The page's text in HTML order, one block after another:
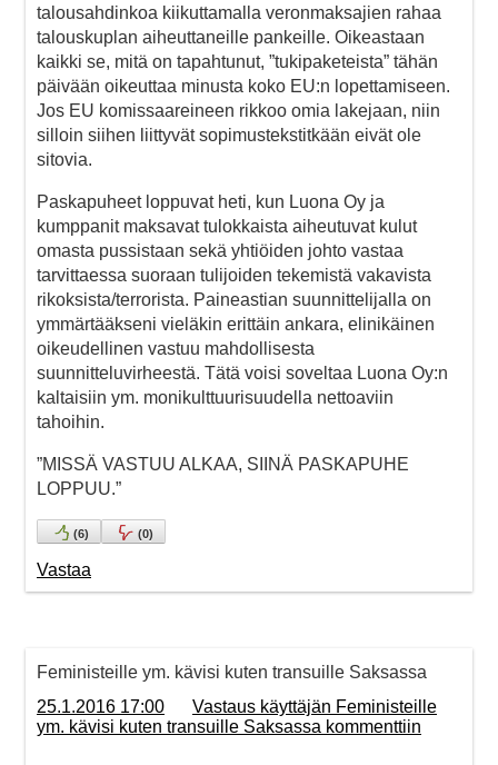
talousahdinkoa kiikuttamalla veronmaksajien rahaa
talouskuplan aiheuttaneille pankeille. Oikeastaan
kaikki se, mitä on tapahtunut, ”tukipaketeista” tähän
päivään oikeuttaa minusta koko EU:n lopettamiseen.
Jos EU komissaareineen rikkoo omia lakejaan, niin
silloin siihen liittyvät sopimustekstitkään eivät ole
sitovia.
Paskapuheet loppuvat heti, kun Luona Oy ja
kumppanit maksavat tulokkaista aiheutuvat kulut
omasta pussistaan sekä yhtiöiden johto vastaa
tarvittaessa suoraan tulijoiden tekemistä vakavista
rikoksista/terrorista. Paineastian suunnittelijalla on
ymmärtääkseni vieläkin erittäin ankara, elinikäinen
oikeudellinen vastuu mahdollisesta
suunnitteluvirheestä. Tätä voisi soveltaa Luona Oy:n
kaltaisiin ym. monikulttuurisuudella nettoaviin
tahoihin.
”MISSÄ VASTUU ALKAA, SIINÄ PASKAPUHE
LOPPUU.”
(6) (0)
Vastaa
Feministeille ym. kävisi kuten transuille Saksassa
25.1.2016 17:00
Vastaus käyttäjän Feministeille
ym. kävisi kuten transuille Saksassa kommenttiin